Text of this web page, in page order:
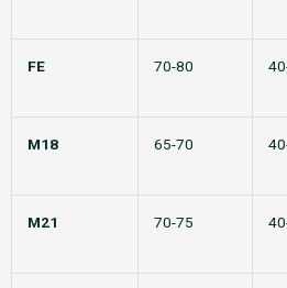
FE 70-80
M18 65-70
M21 70-75